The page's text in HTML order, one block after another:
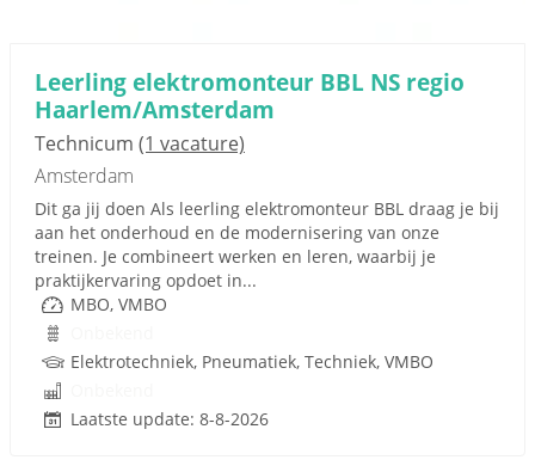
Leerling elektromonteur BBL NS regio
Haarlem/Amsterdam
Technicum (1 vacature)
Amsterdam
Dit ga jij doen Als leerling elektromonteur BBL draag je bij
aan het onderhoud en de modernisering van onze
treinen. Je combineert werken en leren, waarbij je
praktijkervaring opdoet in...
MBO, VMBO
Elektrotechniek, Pneumatiek, Techniek, VMBO
Laatste update: 8-8-2026